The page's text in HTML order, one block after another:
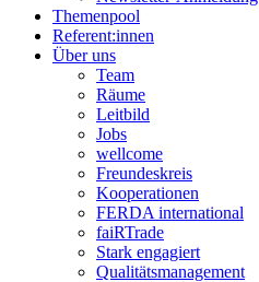
Themenpool
Referent:innen
Über uns
Team
Räume
Leitbild
Jobs
wellcome
Freundeskreis
Kooperationen
FERDA international
faiRTrade
Stark engagiert
Qualitätsmanagement